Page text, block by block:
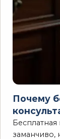
Почему
Бесплатная
заманчиво,